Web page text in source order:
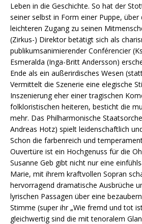
Leben in die Geschichte. So hat der
seiner selbst in Form einer Puppe, über
leichteren Zugang zu seinen
(Zirkus-) Direktor betätigt sich als
publikumsanimierender Conférencier
Esmeralda (Inga-Britt Andersson)
Ende als ein außerirdisches Wesen
Vermittelt die Szenerie eine elegische
Inszenierung eher einer tragischen
folkloristischen heiteren, besticht die
mehr. Das Philharmonische
Andreas Hotz) spielt leidenschaftlich
Schon die farbenreich und
Ouvertüre ist ein Hochgenuss für die
Susanne Geb gibt nicht nur eine
Marie, mit ihrem kraftvollen Sopran
hervorragend dramatische Ausbrüche
lyrischen Passagen über eine
Stimme (super ihr „Wie fremd und tot
gleichwertig sind die mit tenoralem